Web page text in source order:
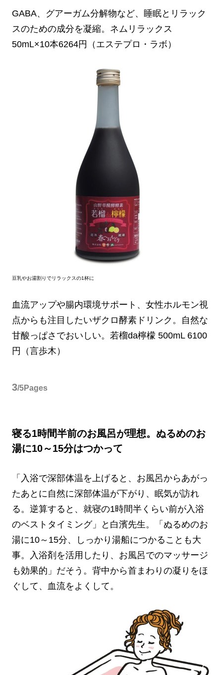
GABA、グアーガム分解物など、睡眠とリラック
スのための成分を凝縮。ネムリラックス
50mL×10本6264円（エステプロ・ラボ）
豆乳やお湯割りでリラックスの1杯に
血流アップや腸内環境サポート、女性ホルモン視
点からも注目したいザクロ酵素ドリンク。自然な
甘酸っぱさでおいしい。若榴da檸檬 500mL 6100
円（言歩木）
3/5Pages
寝る1時間半前のお風呂が理想。ぬるめのお
湯に10～15分はつかって
「入浴で深部体温を上げると、お風呂からあがっ
たあとに自然に深部体温が下がり、眠気が訪れ
る。逆算すると、就寝の1時間半くらい前が入浴
のベストタイミング」と白濱先生。「ぬるめのお
湯に10～15分、しっかり湯船につかることも大
事。入浴剤を活用したり、お風呂でのマッサージ
も効果的」だそう。背中から首まわりの凝りをほ
ぐして、血流をよくして。